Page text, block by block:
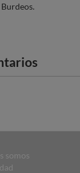
somos